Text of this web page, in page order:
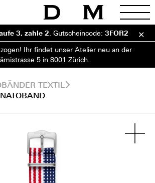
3, zahle 2 Gutscheincode: 3FOR2
Ihr findet unser Atelier neu an der
5 in 8001 Zürich.
TEXTIL